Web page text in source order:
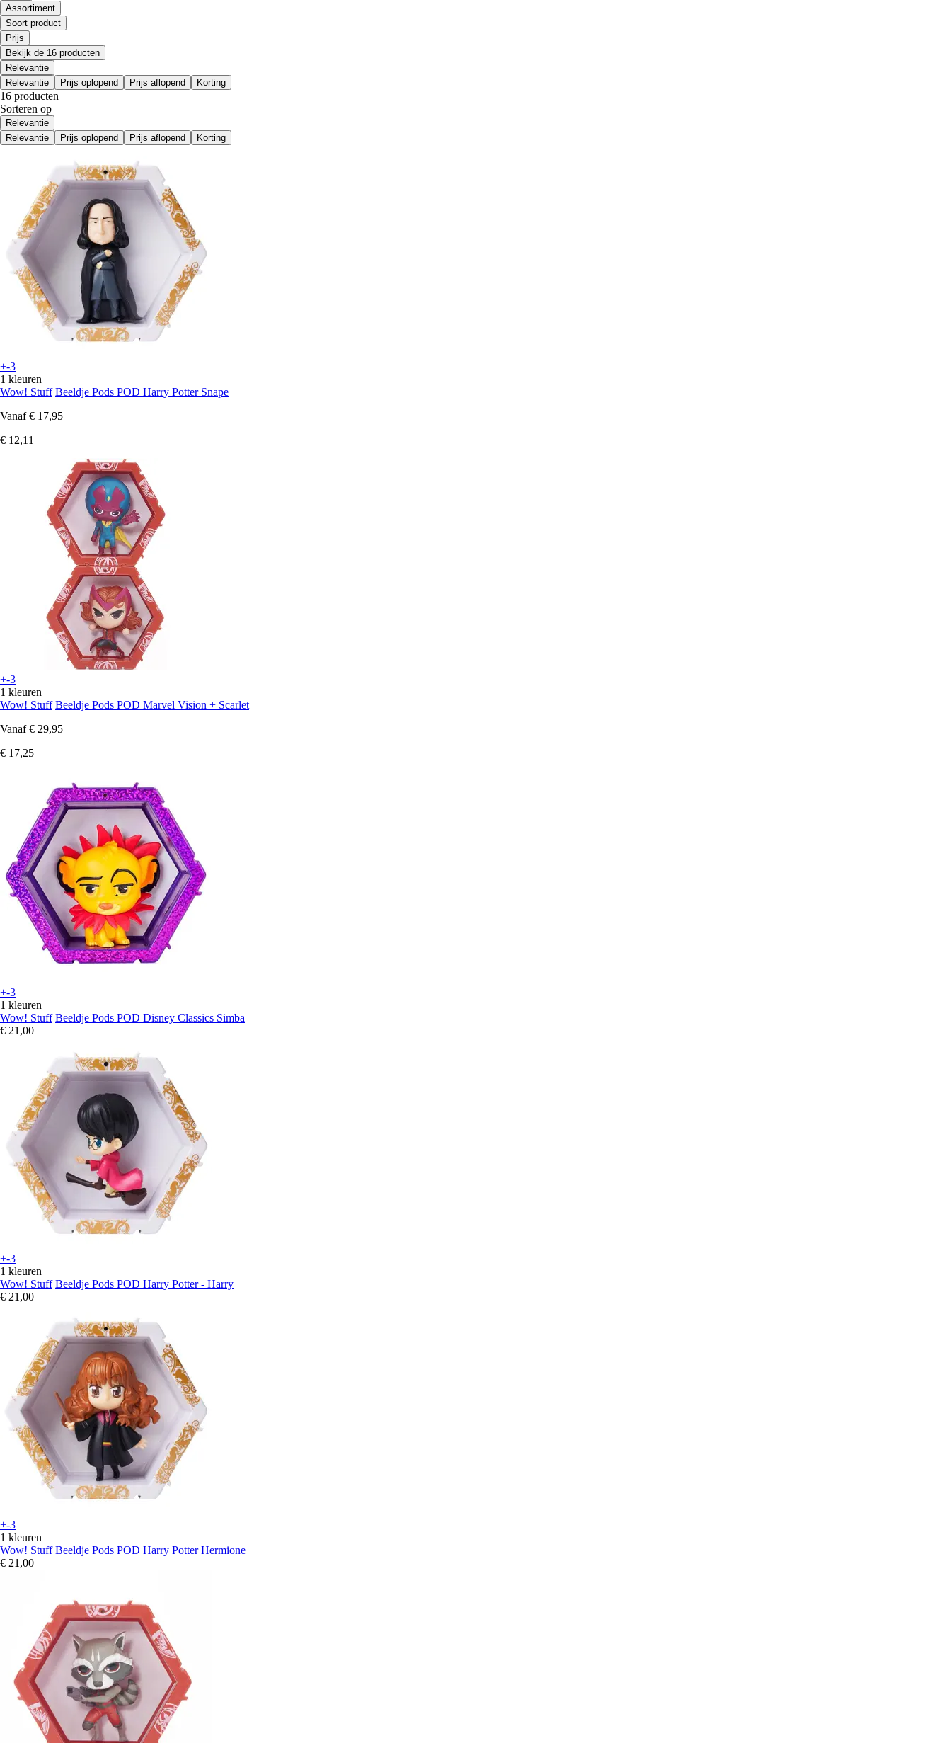
Assortiment
Soort product
Prijs
Bekijk de 16 producten
Relevantie
Relevantie
Prijs oplopend Prijs aflopend Korting
16 producten
Sorteren op
Relevantie
Relevantie
Prijs oplopend Prijs aflopend Korting
+-3
1 kleuren
Wow! Stuff Beeldje Pods POD Harry Potter Snape
Vanaf € 17,95
€ 12,11
+-3
1 kleuren
Wow! Stuff Beeldje Pods POD Marvel Vision + Scarlet
Vanaf € 29,95
€ 17,25
+-3
1 kleuren
Wow! Stuff Beeldje Pods POD Disney Classics Simba
€ 21,00
+-3
1 kleuren
Wow! Stuff Beeldje Pods POD Harry Potter - Harry
€ 21,00
+-3
1 kleuren
Wow! Stuff Beeldje Pods POD Harry Potter Hermione
€ 21,00